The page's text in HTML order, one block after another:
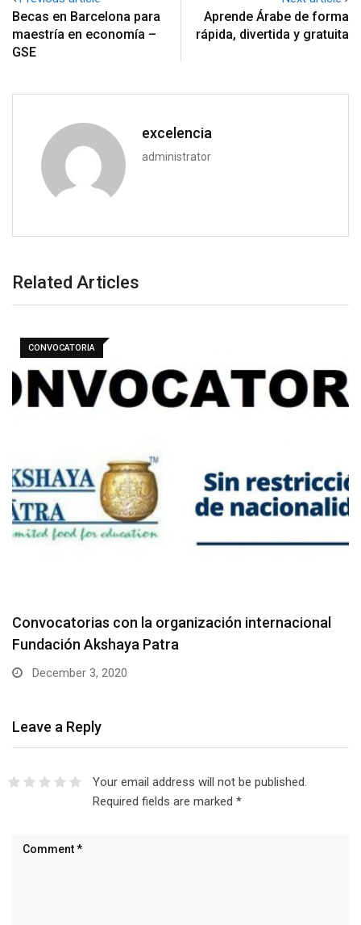
Becas en Barcelona para
maestría en economía –
GSE
Aprende Árabe de forma
rápida, divertida y gratuita
excelencia
administrator
Related Articles
CONVOCATORIA
Convocatorias con la organización internacional
Fundación Akshaya Patra
December 3, 2020
Leave a Reply
Your email address will not be published.
Required fields are marked *